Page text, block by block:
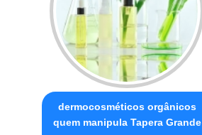
dermocosméticos orgânicos
quem manipula Tapera Grande